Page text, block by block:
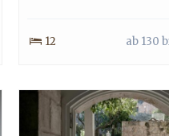
12 ab 130